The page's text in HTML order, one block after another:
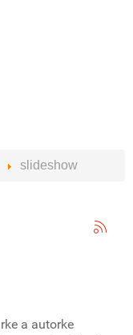
slideshow
a autorke